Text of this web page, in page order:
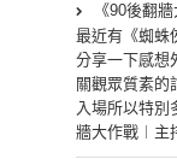
《90後翻
最近有《蜘蛛
分享一下感想
關觀眾質素的
入場所以特別
牆大作戰︱主